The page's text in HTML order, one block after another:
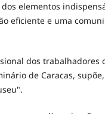
elementos
eficiente e uma
dos trabalhadores
de Caracas,